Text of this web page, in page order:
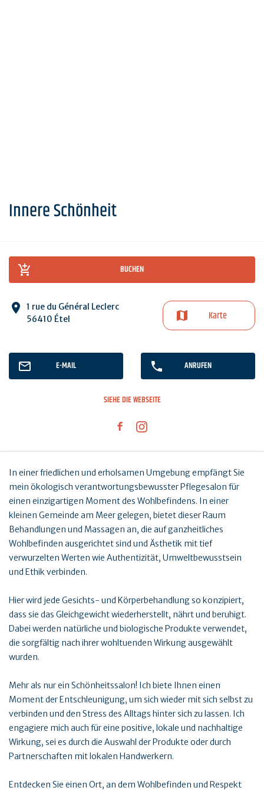
Innere Schönheit
BUCHEN
1 rue du Général Leclerc
56410 Étel
Karte
E-MAIL ANRUFEN
SIEHE DIE WEBSEITE
In einer friedlichen und erholsamen Umgebung empfängt Sie
mein ökologisch verantwortungsbewusster Pflegesalon für
einen einzigartigen Moment des Wohlbefindens. In einer
kleinen Gemeinde am Meer gelegen, bietet dieser Raum
Behandlungen und Massagen an, die auf ganzheitliches
Wohlbefinden ausgerichtet sind und Ästhetik mit tief
verwurzelten Werten wie Authentizität, Umweltbewusstsein
und Ethik verbinden.
Hier wird jede Gesichts- und Körperbehandlung so konzipiert,
dass sie das Gleichgewicht wiederherstellt, nährt und beruhigt.
Dabei werden natürliche und biologische Produkte verwendet,
die sorgfältig nach ihrer wohltuenden Wirkung ausgewählt
wurden.
Mehr als nur ein Schönheitssalon! Ich biete Ihnen einen
Moment der Entschleunigung, um sich wieder mit sich selbst zu
verbinden und den Stress des Alltags hinter sich zu lassen. Ich
engagiere mich auch für eine positive, lokale und nachhaltige
Wirkung, sei es durch die Auswahl der Produkte oder durch
Partnerschaften mit lokalen Handwerkern.
Entdecken Sie einen Ort, an dem Wohlbefinden und Respekt